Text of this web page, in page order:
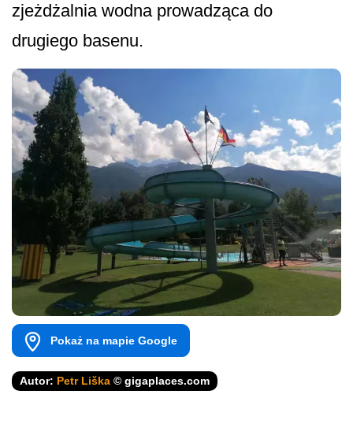
zjeżdżalnia wodna prowadząca do
drugiego basenu.
Pokaż na mapie Google
Autor: Petr Liška © gigaplaces.com